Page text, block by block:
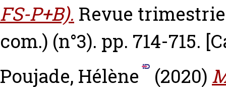
FS-P+B). Revue
com.) (n°3). pp. 714-715.
Poujade, Hélène
(2020)